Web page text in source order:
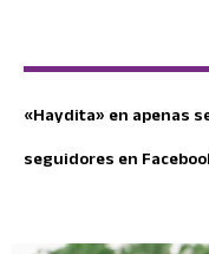
«Haydita» en apenas
seguidores en